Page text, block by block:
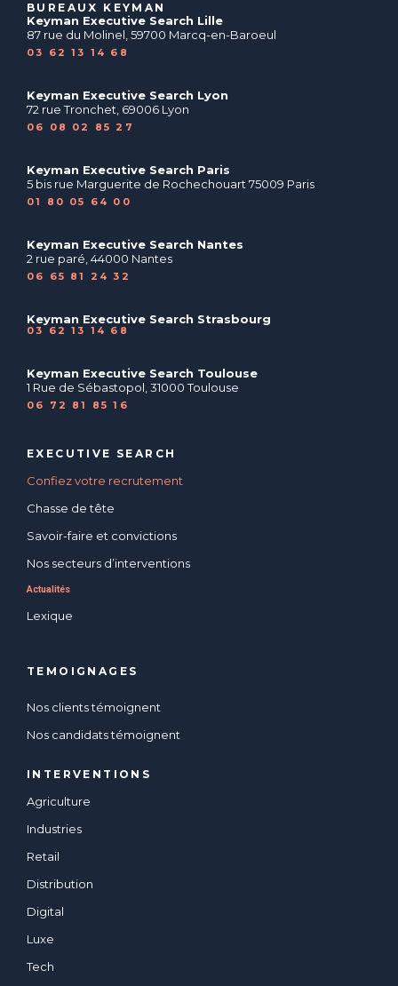
BUREAUX KEYMAN
Keyman Executive Search Lille
87 rue du Molinel, 59700 Marcq-en-Baroeul
03 62 13 14 68
Keyman Executive Search Lyon
72 rue Tronchet, 69006 Lyon
06 08 02 85 27
Keyman Executive Search Paris
5 bis rue Marguerite de Rochechouart 75009 Paris
01 80 05 64 00
Keyman Executive Search Nantes
2 rue paré, 44000 Nantes
06 65 81 24 32
Keyman Executive Search Strasbourg
03 62 13 14 68
Keyman Executive Search Toulouse
1 Rue de Sébastopol, 31000 Toulouse
06 72 81 85 16
EXECUTIVE SEARCH
Confiez votre recrutement
Chasse de tête
Savoir-faire et convictions
Nos secteurs d’interventions
Actualités
Lexique
TEMOIGNAGES
Nos clients témoignent
Nos candidats témoignent
INTERVENTIONS
Agriculture
Industries
Retail
Distribution
Digital
Luxe
Tech